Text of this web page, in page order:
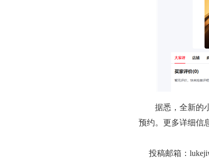
据悉，全新的小
预约。更多详细信
投稿邮箱：